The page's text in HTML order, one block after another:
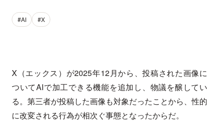
#AI #X
X（エックス）が2025年12月から、投稿された画像に
ついてAIで加工できる機能を追加し、物議を醸してい
る。第三者が投稿した画像も対象だったことから、性的
に改変される行為が相次ぐ事態となったからだ。